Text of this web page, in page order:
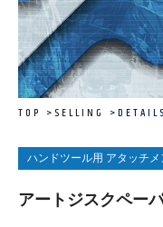
TOP SELLING DETAILS
ハンドツール用 アタッチメ
アートジスクペー